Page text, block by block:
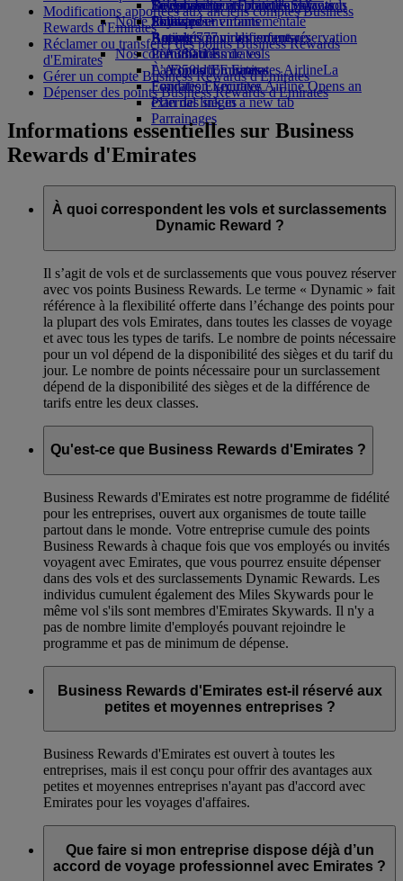
Boissons
Notre flotte
Boeing 777
L’A380 d’Emirates
L’A350 d’Emirates
Emirates Executive
Plan des sièges
Divertissements pour les enfants
Jouets pour enfants
Activités pour les enfants
La durabilité en pratique
Politique environnementale
Rapports environnementaux
Nos communautés
La Fondation Emirates AirlineLa
Fondation Emirates Airline Opens an
external link in a new tab
Parrainages
Se connecter à Emirates Skywards
Skywards+
Téléphone portable et l'application
Emirates
Annuler ou modifier une réservation
Perturbations de vols
À propos d’Emirates
Modifications apportées aux anciens comptes Business
Rewards d'Emirates
Réclamer ou transférer des points Business Rewards
d'Emirates
Gérer un compte Business Rewards d'Emirates
Dépenser des points Business Rewards d'Emirates
Informations essentielles sur Business
Rewards d'Emirates
À quoi correspondent les vols et surclassements
Dynamic Reward ?
Il s’agit de vols et de surclassements que vous pouvez réserver
avec vos points Business Rewards. Le terme « Dynamic » fait
référence à la flexibilité offerte dans l’échange des points pour
la plupart des vols Emirates, dans toutes les classes de voyage
et avec tous les types de tarifs. Le nombre de points nécessaire
pour un vol dépend de la disponibilité des sièges et du tarif du
jour. Le nombre de points nécessaire pour un surclassement
dépend de la disponibilité des sièges et de la différence de
tarifs entre les deux classes.
Qu'est-ce que Business Rewards d'Emirates ?
Business Rewards d'Emirates est notre programme de fidélité
pour les entreprises, ouvert aux organismes de toute taille
partout dans le monde. Votre entreprise cumule des points
Business Rewards à chaque fois que vos employés ou invités
voyagent avec Emirates, que vous pourrez ensuite dépenser
dans des vols et des surclassements Dynamic Rewards. Les
individus cumulent également des Miles Skywards pour le
même vol s'ils sont membres d'Emirates Skywards. Il n'y a
pas de nombre limite d'employés pouvant rejoindre le
programme et pas de minimum de dépense.
Business Rewards d'Emirates est-il réservé aux
petites et moyennes entreprises ?
Business Rewards d'Emirates est ouvert à toutes les
entreprises, mais il est conçu pour offrir des avantages aux
petites et moyennes entreprises n'ayant pas d'accord avec
Emirates pour les voyages d'affaires.
Que faire si mon entreprise dispose déjà d’un
accord de voyage professionnel avec Emirates ?